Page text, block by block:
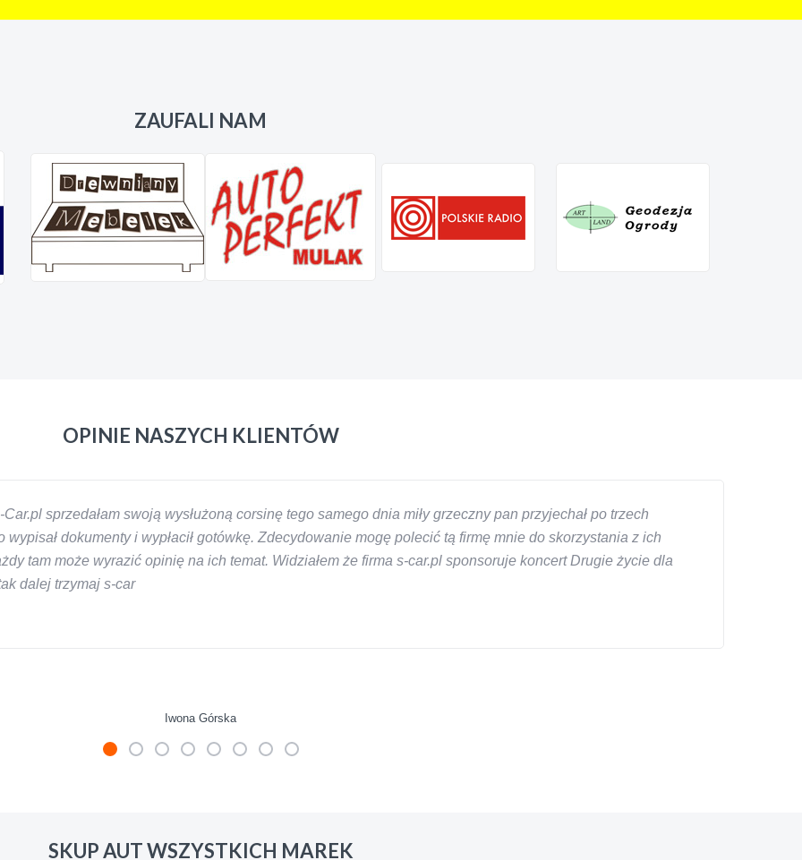
ZAUFALI NAM
OPINIE NASZYCH KLIENTÓW
sprzedałam swoją wysłużoną corsinę tego samego dnia miły grzeczny pan przyjechał po trzech
dokumenty i wypłacił gotówkę. Zdecydowanie mogę polecić tą firmę mnie do skorzystania z ich
tam może wyrazić opinię na ich temat. Widziałem że firma s-car.pl sponsoruje koncert Drugie życie dla
dalej trzymaj s-car
Iwona Górska
wyzyskiwaczy, to polecam s-car.pl
SKUP AUT WSZYSTKICH MAREK